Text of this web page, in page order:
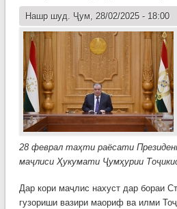
Нашр шуд. Ҷум, 28/02/2025 - 18:00
28 феврал таҳти раёсати
маҷлиси Ҳукумати Ҷумҳурии
Дар кори маҷлис нахуст дар бораи
гузориши вазири маориф ва илми